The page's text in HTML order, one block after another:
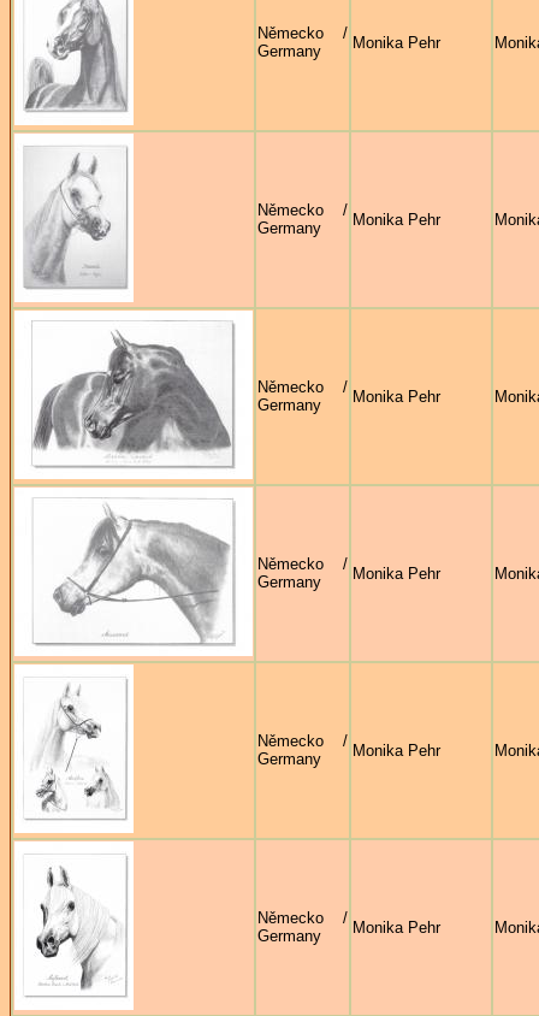
Německo /
Germany
Monika Pehr
Německo /
Germany
Monika Pehr
Německo /
Germany
Monika Pehr
Německo /
Germany
Monika Pehr
Německo /
Germany
Monika Pehr
Německo /
Germany
Monika Pehr